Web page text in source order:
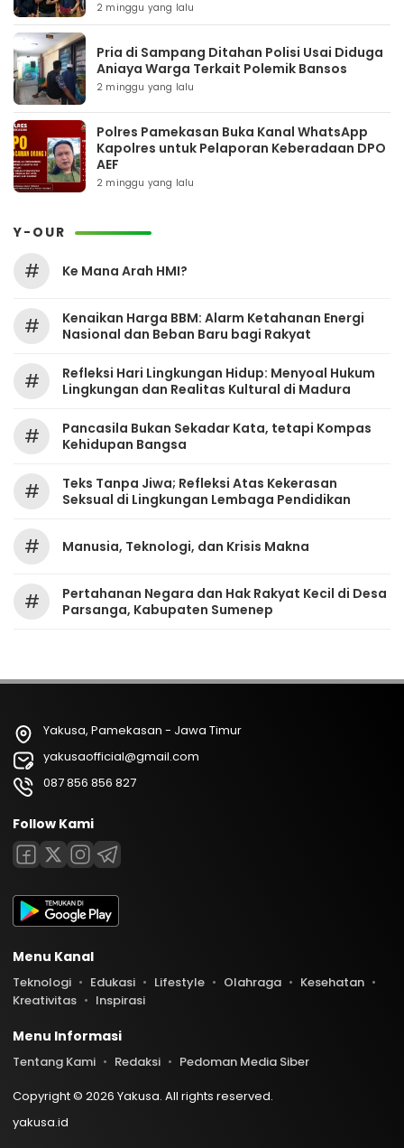
2 minggu yang lalu
Pria di Sampang Ditahan Polisi Usai Diduga
Aniaya Warga Terkait Polemik Bansos
2 minggu yang lalu
Polres Pamekasan Buka Kanal WhatsApp
Kapolres untuk Pelaporan Keberadaan DPO
AEF
2 minggu yang lalu
Y-OUR
# Ke Mana Arah HMI?
#
Kenaikan Harga BBM: Alarm Ketahanan Energi
Nasional dan Beban Baru bagi Rakyat
#
Refleksi Hari Lingkungan Hidup: Menyoal Hukum
Lingkungan dan Realitas Kultural di Madura
#
Pancasila Bukan Sekadar Kata, tetapi Kompas
Kehidupan Bangsa
#
Teks Tanpa Jiwa; Refleksi Atas Kekerasan
Seksual di Lingkungan Lembaga Pendidikan
# Manusia, Teknologi, dan Krisis Makna
#
Pertahanan Negara dan Hak Rakyat Kecil di Desa
Parsanga, Kabupaten Sumenep
Yakusa, Pamekasan - Jawa Timur
yakusaofficial@gmail.com
087 856 856 827
Follow Kami
Menu Kanal
Teknologi Edukasi Lifestyle Olahraga
Kesehatan
Kreativitas
Inspirasi
Menu Informasi
Tentang Kami Redaksi
Pedoman Media Siber
Copyright © 2026 Yakusa. All rights reserved.
yakusa.id